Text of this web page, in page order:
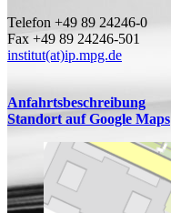
Telefon +49 89 24246-0
Fax +49 89 24246-501
institut(at)ip.mpg.de
Anfahrtsbeschreibung
Standort auf Google Maps